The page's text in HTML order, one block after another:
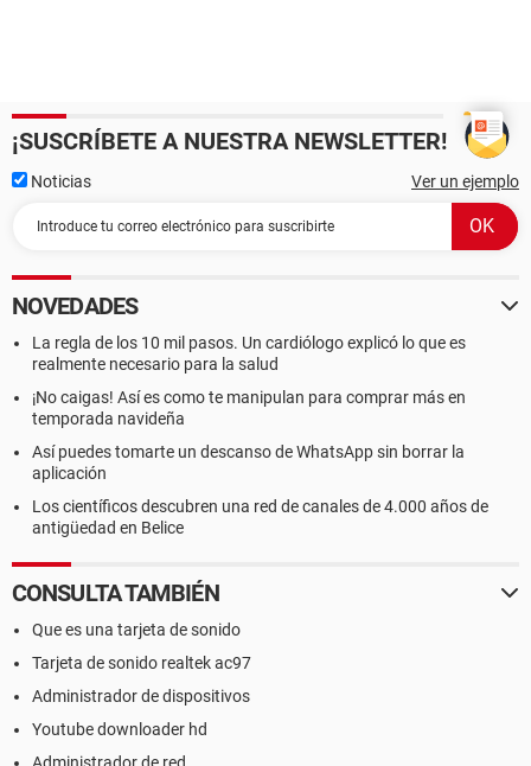
¡SUSCRÍBETE A NUESTRA NEWSLETTER!
Noticias Ver un ejemplo
NOVEDADES
La regla de los 10 mil pasos. Un cardiólogo explicó lo que es
realmente necesario para la salud
¡No caigas! Así es como te manipulan para comprar más en
temporada navideña
Así puedes tomarte un descanso de WhatsApp sin borrar la
aplicación
Los científicos descubren una red de canales de 4.000 años de
antigüedad en Belice
CONSULTA TAMBIÉN
Que es una tarjeta de sonido
Tarjeta de sonido realtek ac97
Administrador de dispositivos
Youtube downloader hd